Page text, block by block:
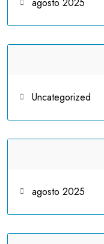
Uncategorized
agosto 2025